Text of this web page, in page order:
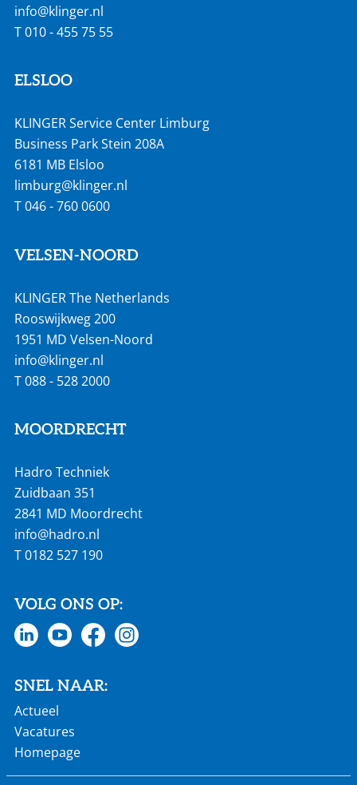
info@klinger.nl
T010 - 455 75 55
ELSLOO
KLINGER Service Center Limburg
Business Park Stein 208A
6181 MB Elsloo
limburg@klinger.nl
T046 - 760 0600
VELSEN-NOORD
KLINGER The Netherlands
Rooswijkweg 200
1951 MD Velsen-Noord
info@klinger.nl
T088 - 528 2000
MOORDRECHT
Hadro Techniek
Zuidbaan 351
2841 MD Moordrecht
info@hadro.nl
T0182 527 190
VOLG ONS OP:
SNEL NAAR:
Actueel
Vacatures
Homepage